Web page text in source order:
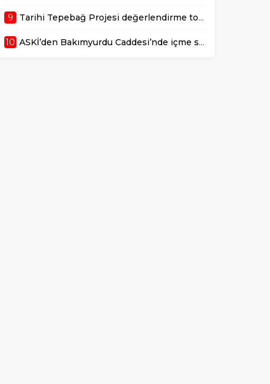
9 Tarihi Tepebağ Projesi değerlendirme toplantısı gerçekleştirildi
10 ASKİ’den Bakımyurdu Caddesi’nde içme suyu altyapısına güçlü yatırım